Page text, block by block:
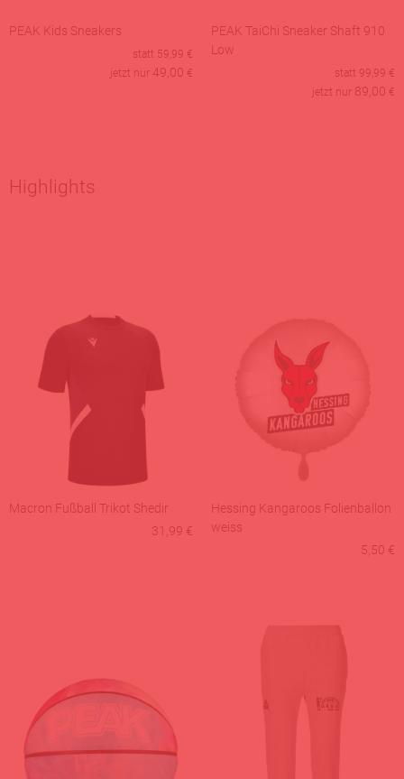
PEAK Kids Sneakers
statt 59,99 €
jetzt nur 49,00 €
PEAK TaiChi Sneaker Shaft 910
Low
statt 99,99 €
jetzt nur 89,00 €
Highlights
Macron Fußball Trikot Shedir
31,99 €
Hessing Kangaroos Folienballon
weiss
5,50 €